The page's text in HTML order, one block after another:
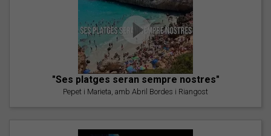
"Ses platges seran sempre nostres"
Pepet i Marieta, amb Abril Bordes i Riangost